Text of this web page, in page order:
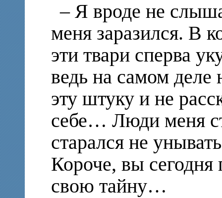
– Я вроде не
меня заразился. В
эти твари сперва
ведь на самом
эту штуку и не
себе… Люди меня
старался не
Короче, вы
свою тайну…